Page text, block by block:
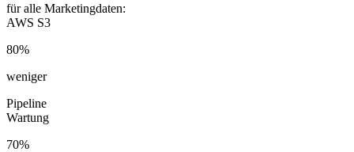
für alle Marketingdaten:
AWS S3
80%
weniger
Pipeline
Wartung
70%